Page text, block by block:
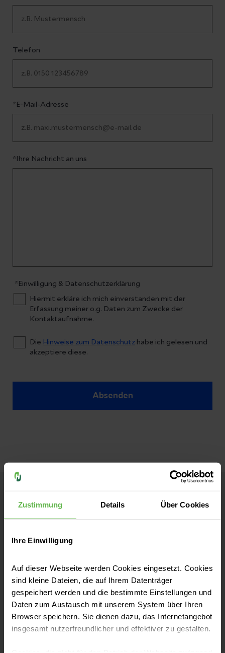
Zustimmung Details Über Cookies
Ihre Einwilligung
Auf dieser Webseite werden Cookies eingesetzt. Cookies
sind kleine Dateien, die auf Ihrem Datenträger
gespeichert werden und die bestimmte Einstellungen und
Daten zum Austausch mit unserem System über Ihren
Browser speichern. Sie dienen dazu, das Internetangebot
insgesamt nutzerfreundlicher und effektiver zu gestalten.
Telefon
*E-Mail-Adresse
*Ihre Nachricht an uns
*Einwilligung & Datenschutzerklärung
Hiermit erkläre ich mich einverstanden mit der
Erfassung meiner o.g. Daten zum Zwecke der
Kontaktaufnahme.
Die Hinweise zum Datenschutz habe ich gelesen und
akzeptiere diese.
Absenden
Helios Privatkliniken
61352 Bad Homburg
Anfahrt auf Google Maps
Fax: +49 30 52 13 21-199